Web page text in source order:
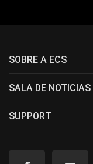
SOBRE A ECS
SALA DE NOTICIAS
SUPPORT